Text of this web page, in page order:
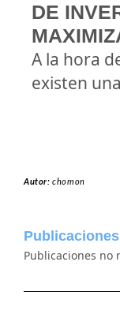
DE
A la hora
existen
Autor:chomon
Publicaciones no